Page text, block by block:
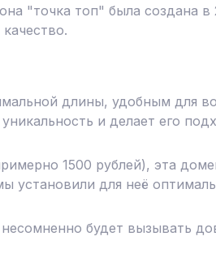
"точка топ" была создана в
длины, удобным для
и делает его
1500 рублей), эта
установили для неё
будет вызывать